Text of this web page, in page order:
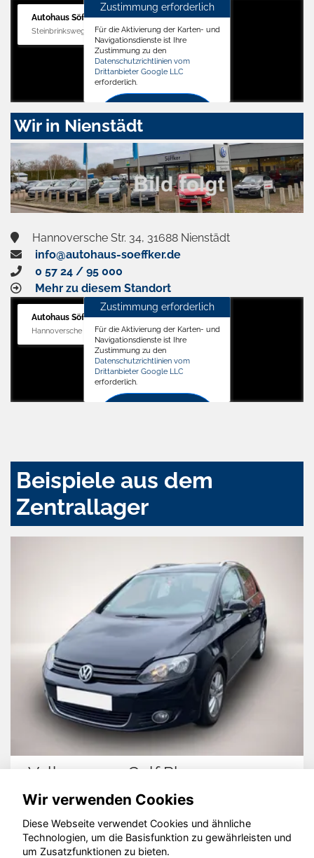
Autohaus Söffker GmbH
Steinbrinksweg 12, 31840 Hessisch Oldendorf
Zustimmung erforderlich
Für die Aktivierung der Karten- und
Navigationsdienste ist Ihre
Zustimmung zu den
Datenschutzrichtlinien vom
Drittanbieter Google LLC
erforderlich.
Zustimmen
aktivieren
Wir in Nienstädt
Hannoversche Str. 34, 31688 Nienstädt
info@autohaus-soeffker.de
0 57 24 / 95 000
Mehr zu diesem Standort
Autohaus Söffker GmbH
Hannoversche Str. 34, 31688 Nienstädt
Zustimmung erforderlich
Für die Aktivierung der Karten- und
Navigationsdienste ist Ihre
Zustimmung zu den
Datenschutzrichtlinien vom
Drittanbieter Google LLC
erforderlich.
Beispiele aus dem
Zentrallager
Volkswagen Golf Plus
© konjunkturmotor.de GmbH 2020 - 2026
Wir verwenden Cookies
Diese Webseite verwendet Cookies und ähnliche
Technologien, um die Basisfunktion zu gewährleisten und
um Zusatzfunktionen zu bieten.